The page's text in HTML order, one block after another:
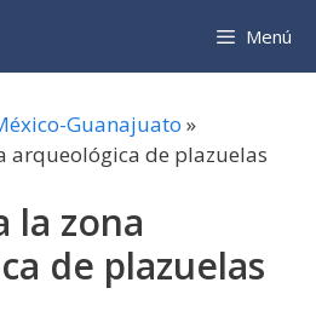
Menú
Guanajuato »
arqueológica de plazuelas
la zona
de plazuelas